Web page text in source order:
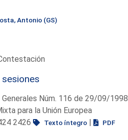
Antonio (GS)
Generales Núm. 116 de 29/09/1998
para la Unión Europea
2426
Texto íntegro| PDF